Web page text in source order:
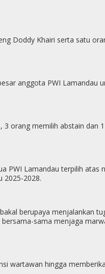
Doddy Khairi serta satu
anggota PWI Lamandau
3 orang memilih abstain dan
PWI Lamandau terpilih atas
2025-2028.
berupaya menjalankan
sama menjaga
wartawan hingga